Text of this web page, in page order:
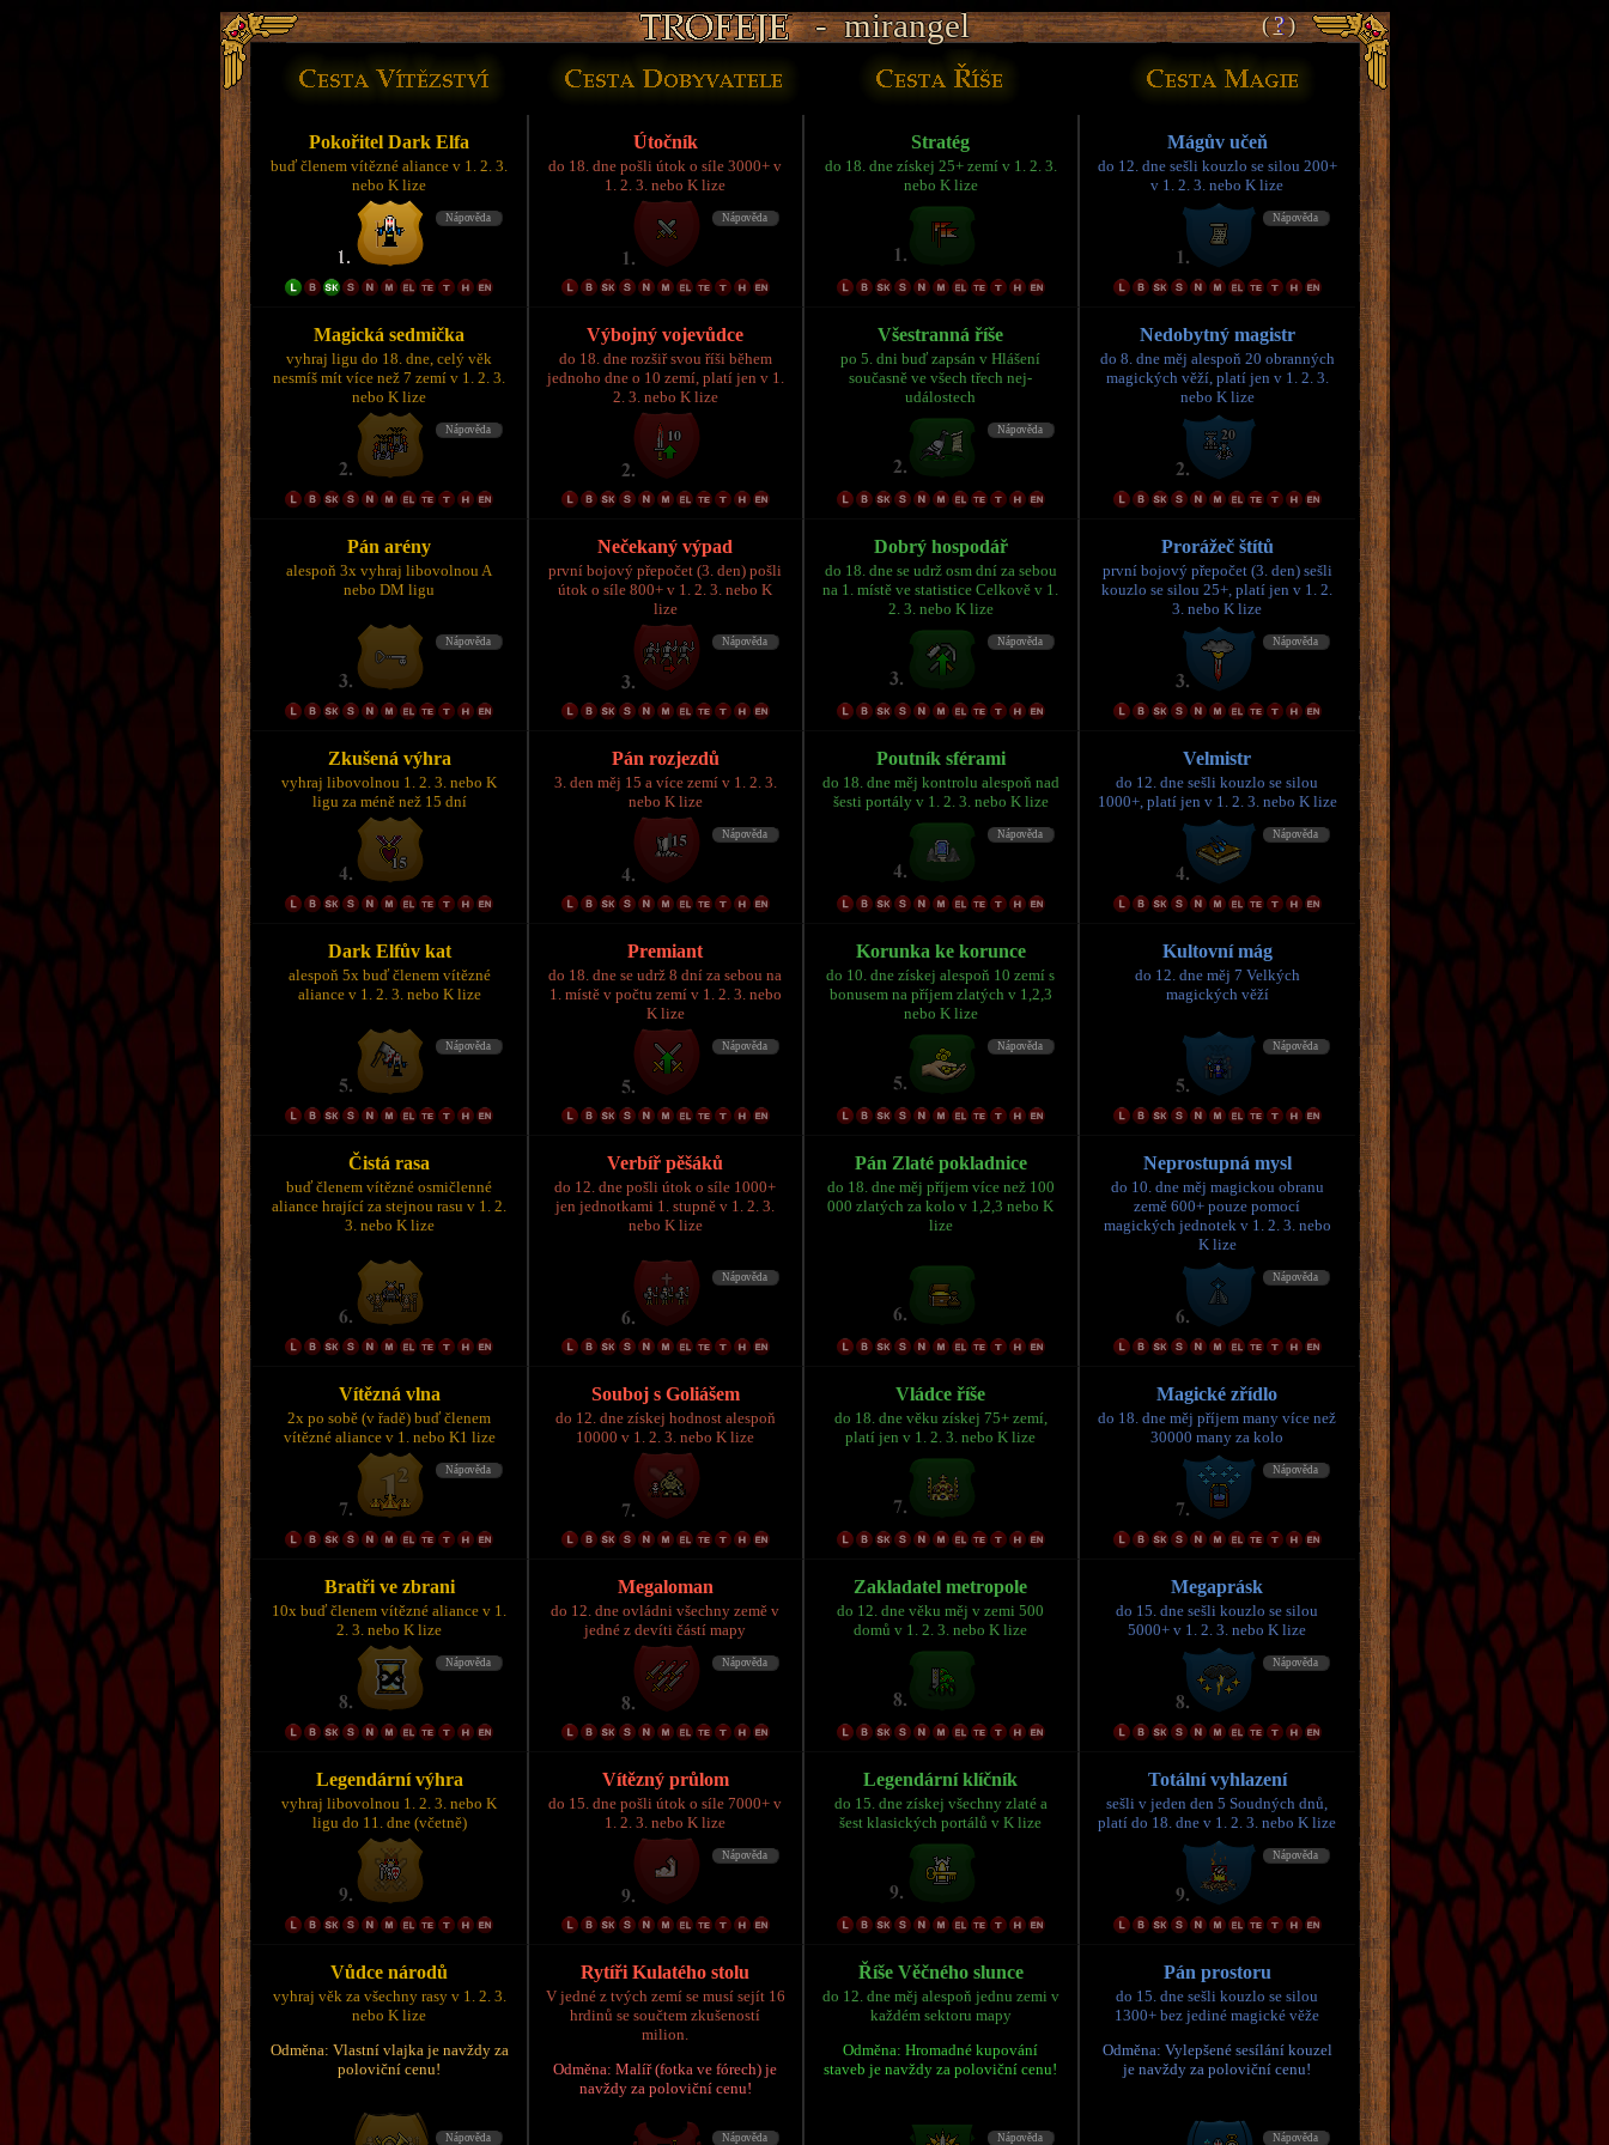
- mirangel
- mirangel
- mirangel
- mirangel
- mirangel (?)
(?)
Pokořitel Dark Elfa
buď členem vítězné aliance v 1. 2. 3.
nebo K lize
Útočník
do 18. dne pošli útok o síle 3000+ v
1. 2. 3. nebo K lize
Stratég
do 18. dne získej 25+ zemí v 1. 2. 3.
nebo K lize
Mágův učeň
do 12. dne sešli kouzlo se silou 200+
v 1. 2. 3. nebo K lize
Magická sedmička
vyhraj ligu do 18. dne, celý věk
nesmíš mít více než 7 zemí v 1. 2. 3.
nebo K lize
Výbojný vojevůdce
do 18. dne rozšiř svou říši během
jednoho dne o 10 zemí, platí jen v 1.
2. 3. nebo K lize
Všestranná říše
po 5. dni buď zapsán v Hlášení
současně ve všech třech nej-
událostech
Nedobytný magistr
do 8. dne měj alespoň 20 obranných
magických věží, platí jen v 1. 2. 3.
nebo K lize
Pán arény
alespoň 3x vyhraj libovolnou A
nebo DM ligu
Nečekaný výpad
první bojový přepočet (3. den) pošli
útok o síle 800+ v 1. 2. 3. nebo K
lize
Dobrý hospodář
do 18. dne se udrž osm dní za sebou
na 1. místě ve statistice Celkově v 1.
2. 3. nebo K lize
Prorážeč štítů
první bojový přepočet (3. den) sešli
kouzlo se silou 25+, platí jen v 1. 2.
3. nebo K lize
Zkušená výhra
vyhraj libovolnou 1. 2. 3. nebo K
ligu za méně než 15 dní
Pán rozjezdů
3. den měj 15 a více zemí v 1. 2. 3.
nebo K lize
Poutník sférami
do 18. dne měj kontrolu alespoň nad
šesti portály v 1. 2. 3. nebo K lize
Velmistr
do 12. dne sešli kouzlo se silou
1000+, platí jen v 1. 2. 3. nebo K lize
Dark Elfův kat
alespoň 5x buď členem vítězné
aliance v 1. 2. 3. nebo K lize
Premiant
do 18. dne se udrž 8 dní za sebou na
1. místě v počtu zemí v 1. 2. 3. nebo
K lize
Korunka ke korunce
do 10. dne získej alespoň 10 zemí s
bonusem na příjem zlatých v 1,2,3
nebo K lize
Kultovní mág
do 12. dne měj 7 Velkých
magických věží
Čistá rasa
buď členem vítězné osmičlenné
aliance hrající za stejnou rasu v 1. 2.
3. nebo K lize
Verbíř pěšáků
do 12. dne pošli útok o síle 1000+
jen jednotkami 1. stupně v 1. 2. 3.
nebo K lize
Pán Zlaté pokladnice
do 18. dne měj příjem více než 100
000 zlatých za kolo v 1,2,3 nebo K
lize
Neprostupná mysl
do 10. dne měj magickou obranu
země 600+ pouze pomocí
magických jednotek v 1. 2. 3. nebo
K lize
Vítězná vlna
2x po sobě (v řadě) buď členem
vítězné aliance v 1. nebo K1 lize
Souboj s Goliášem
do 12. dne získej hodnost alespoň
10000 v 1. 2. 3. nebo K lize
Vládce říše
do 18. dne věku získej 75+ zemí,
platí jen v 1. 2. 3. nebo K lize
Magické zřídlo
do 18. dne měj příjem many více než
30000 many za kolo
Bratři ve zbrani
10x buď členem vítězné aliance v 1.
2. 3. nebo K lize
Megaloman
do 12. dne ovládni všechny země v
jedné z devíti částí mapy
Zakladatel metropole
do 12. dne věku měj v zemi 500
domů v 1. 2. 3. nebo K lize
Megaprásk
do 15. dne sešli kouzlo se silou
5000+ v 1. 2. 3. nebo K lize
Legendární výhra
vyhraj libovolnou 1. 2. 3. nebo K
ligu do 11. dne (včetně)
Vítězný průlom
do 15. dne pošli útok o síle 7000+ v
1. 2. 3. nebo K lize
Legendární klíčník
do 15. dne získej všechny zlaté a
šest klasických portálů v K lize
Totální vyhlazení
sešli v jeden den 5 Soudných dnů,
platí do 18. dne v 1. 2. 3. nebo K lize
Vůdce národů
vyhraj věk za všechny rasy v 1. 2. 3.
nebo K lize
Odměna: Vlastní vlajka je navždy za
poloviční cenu!
Rytíři Kulatého stolu
V jedné z tvých zemí se musí sejít 16
hrdinů se součtem zkušeností
milion.
Odměna: Malíř (fotka ve fórech) je
navždy za poloviční cenu!
Říše Věčného slunce
do 12. dne měj alespoň jednu zemi v
každém sektoru mapy
Odměna: Hromadné kupování
staveb je navždy za poloviční cenu!
Pán prostoru
do 15. dne sešli kouzlo se silou
1300+ bez jediné magické věže
Odměna: Vylepšené sesílání kouzel
je navždy za poloviční cenu!